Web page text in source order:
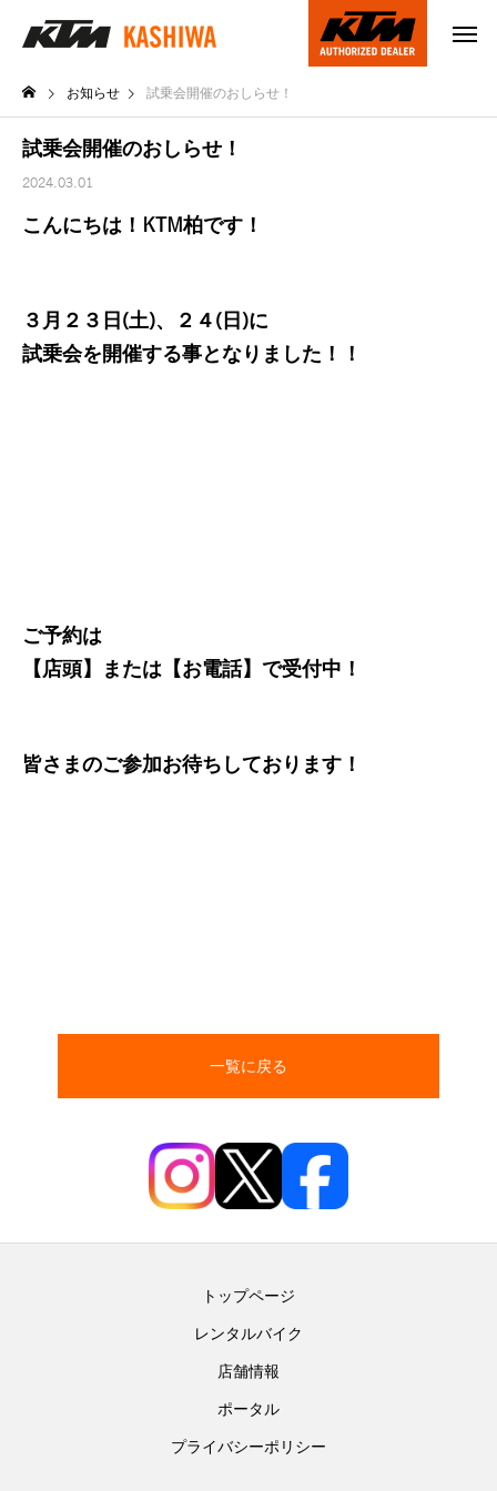
お知らせ 試乗会開催のおしらせ！
試乗会開催のおしらせ！
2024.03.01
こんにちは！KTM柏です！
３月２３日(土)、２４(日)に
試乗会を開催する事となりました！！
ご予約は
【店頭】または【お電話】で受付中！
皆さまのご参加お待ちしております！
一覧に戻る
トップページ
レンタルバイク
店舗情報
ポータル
プライバシーポリシー